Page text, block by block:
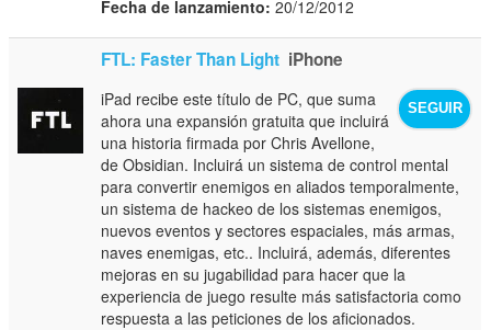
Fecha de lanzamiento: 20/12/2012
FTL: Faster Than Light iPhone
SEGUIR
iPad recibe este título de PC, que suma
ahora una expansión gratuita que incluirá
una historia firmada por Chris Avellone,
de Obsidian. Incluirá un sistema de control mental
para convertir enemigos en aliados temporalmente,
un sistema de hackeo de los sistemas enemigos,
nuevos eventos y sectores espaciales, más armas,
naves enemigas, etc.. Incluirá, además, diferentes
mejoras en su jugabilidad para hacer que la
experiencia de juego resulte más satisfactoria como
respuesta a las peticiones de los aficionados.